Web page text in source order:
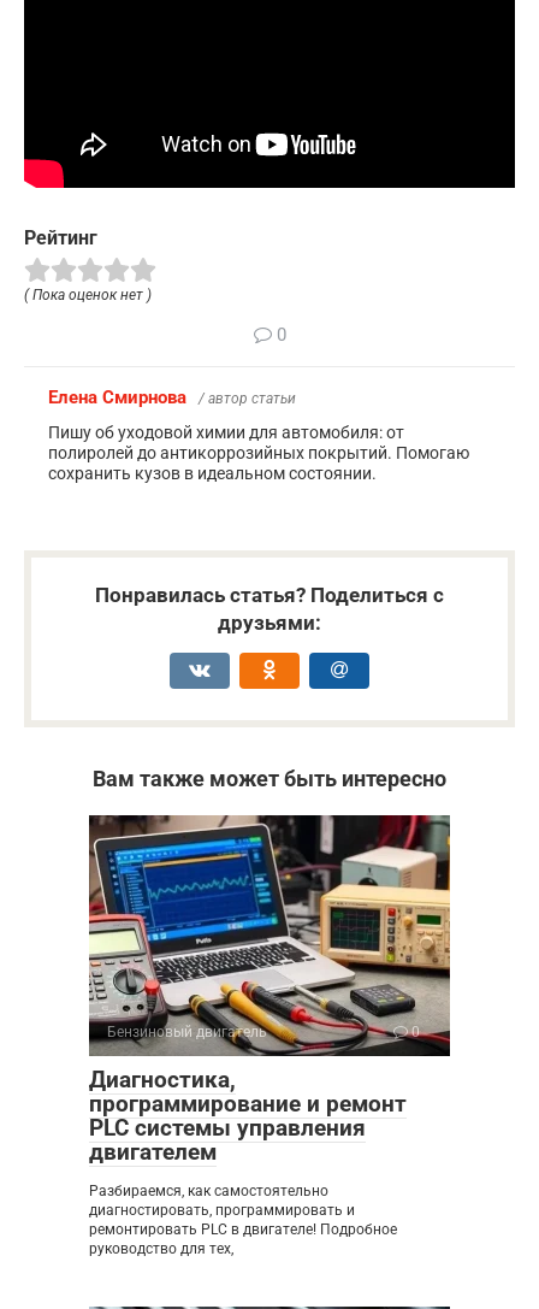
Рейтинг
( Пока оценок нет )
0
Елена Смирнова / автор статьи
Пишу об уходовой химии для автомобиля: от
полиролей до антикоррозийных покрытий. Помогаю
сохранить кузов в идеальном состоянии.
Понравилась статья? Поделиться с
друзьями:
Вам также может быть интересно
Бензиновый двигатель 0
Диагностика,
программирование и ремонт
PLC системы управления
двигателем
Разбираемся, как самостоятельно
диагностировать, программировать и
ремонтировать PLC в двигателе! Подробное
руководство для тех,